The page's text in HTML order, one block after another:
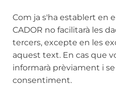
Com ja s'ha establert en
CADOR no facilitarà les
tercers, excepte en les
aquest text. En cas que
informarà prèviament i se
consentiment.